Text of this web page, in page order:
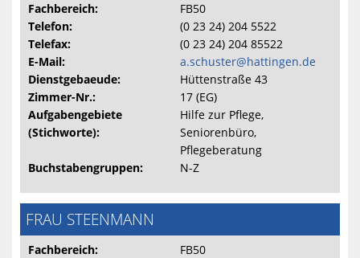
Fachbereich:
FB50
Telefon:
(0 23 24) 204 5522
Telefax:
(0 23 24) 204 85522
E-Mail:
a.schuster@hattingen.de
Dienstgebaeude:
Hüttenstraße 43
Zimmer-Nr.:
17 (EG)
Aufgabengebiete
(Stichworte):
Hilfe zur Pflege,
Seniorenbüro,
Pflegeberatung
Buchstabengruppen:
N-Z
FRAU STEENMANN
Fachbereich:
FB50